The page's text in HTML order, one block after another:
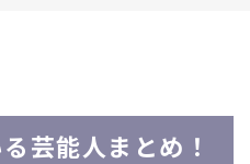
芸能人まとめ！